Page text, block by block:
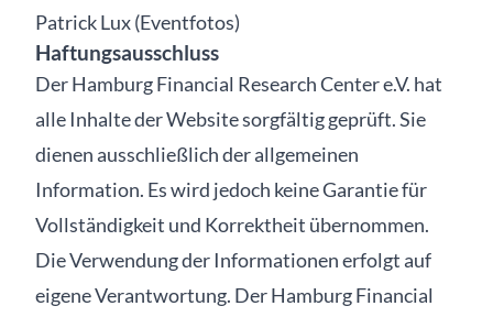
Patrick Lux (Eventfotos)
Haftungsausschluss
Der Hamburg Financial Research Center e.V. hat
alle Inhalte der Website sorgfältig geprüft. Sie
dienen ausschließlich der allgemeinen
Information. Es wird jedoch keine Garantie für
Vollständigkeit und Korrektheit übernommen.
Die Verwendung der Informationen erfolgt auf
eigene Verantwortung. Der Hamburg Financial